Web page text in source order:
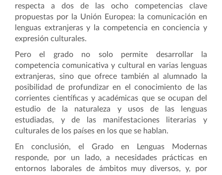
respecta a dos de las ocho competencias clave
propuestas por la Unión Europea: la comunicación en
lenguas extranjeras y la competencia en conciencia y
expresión culturales.
Pero el grado no solo permite desarrollar la
competencia comunicativa y cultural en varias lenguas
extranjeras, sino que ofrece también al alumnado la
posibilidad de profundizar en el conocimiento de las
corrientes científicas y académicas que se ocupan del
estudio de la naturaleza y usos de las lenguas
estudiadas, y de las manifestaciones literarias y
culturales de los países en los que se hablan.
En conclusión, el Grado en Lenguas Modernas
responde, por un lado, a necesidades prácticas en
entornos laborales de ámbitos muy diversos, y, por